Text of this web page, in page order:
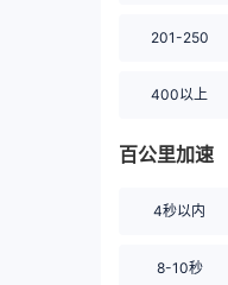
201-250
400以上
百公里加速
4秒以内
8-10秒